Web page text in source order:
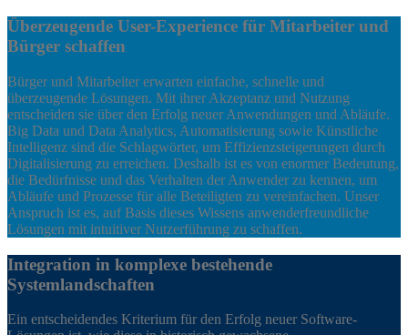
Überzeugende User-Experience für Mitarbeiter und
Bürger schaffen
Bürger und Mitarbeiter erwarten einfache, schnelle und
überzeugende Lösungen. Mit ihrer Akzeptanz und Nutzung
entscheiden sie über den Erfolg neuer Anwendungen und Abläufe.
Big Data und Data Analytics, Automatisierung sowie Künstliche
Intelligenz sind die Schlagwörter, um Effizienzsteigerungen durch
Digitalisierung zu erreichen. Deshalb ist es von enormer Bedeutung,
die Bedürfnisse und das Verhalten der Anwender zu kennen, um
Abläufe und Prozesse für alle Beteiligten zu vereinfachen. Unser
Anspruch ist es, auf Basis dieses Wissens anwenderfreundliche
Lösungen mit intuitiver Nutzerführung zu schaffen.
Integration in komplexe bestehende
Systemlandschaften
Ein entscheidendes Kriterium für den Erfolg neuer Software-